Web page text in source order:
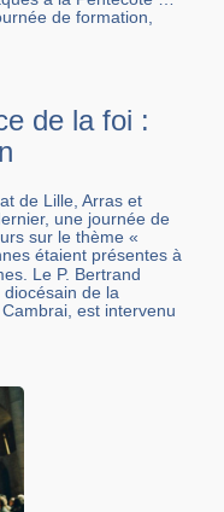
de formation,
de la foi :
de Lille, Arras et
une journée de
sur le thème «
étaient présentes à
Le P. Bertrand
de la
est intervenu